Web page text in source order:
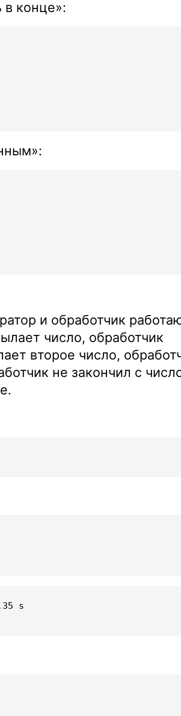
в конце»:
и обработчик
число, обработчик
второе число,
не закончил с
s